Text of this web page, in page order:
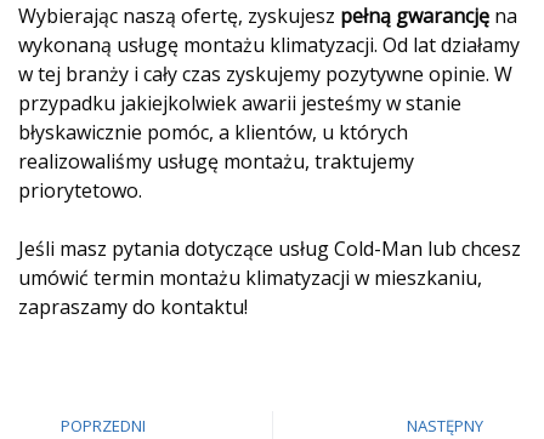
Wybierając naszą ofertę, zyskujesz pełną gwarancję na
wykonaną usługę montażu klimatyzacji. Od lat działamy
w tej branży i cały czas zyskujemy pozytywne opinie. W
przypadku jakiejkolwiek awarii jesteśmy w stanie
błyskawicznie pomóc, a klientów, u których
realizowaliśmy usługę montażu, traktujemy
priorytetowo.
Jeśli masz pytania dotyczące usług Cold-Man lub chcesz
umówić termin montażu klimatyzacji w mieszkaniu,
zapraszamy do kontaktu!
POPRZEDNI NASTĘPNY